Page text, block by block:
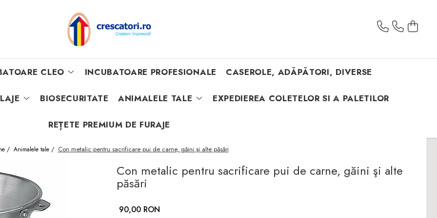
CLEO INCUBATOARE PROFESIONALE CASEROLE, ADĂPĂTORI, DIVERSE
BIOSECURITATE ANIMALELE TALE EXPEDIEREA COLETELOR SI A PALETILOR
REȚETE PREMIUM DE FURAJE
/ Animalele tale / Con metalic pentru sacrificare pui de carne, găini şi alte păsări
Con metalic pentru sacrificare pui de carne, găini şi alte
păsări
90,00 RON